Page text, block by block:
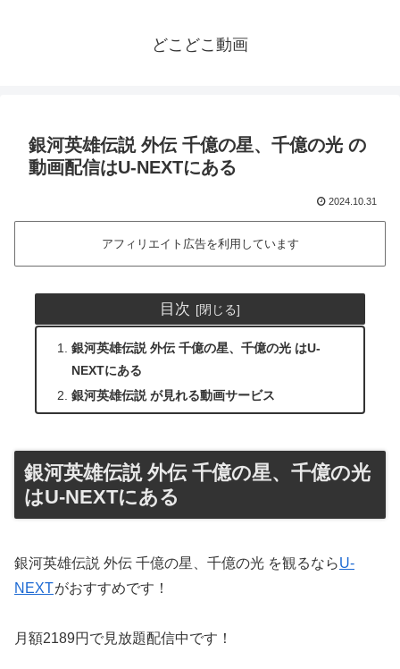
どこどこ動画
銀河英雄伝説 外伝 千億の星、千億の光 の
動画配信はU-NEXTにある
2024.10.31
アフィリエイト広告を利用しています
目次
銀河英雄伝説 外伝 千億の星、千億の光 はU-
NEXTにある
銀河英雄伝説 が見れる動画サービス
銀河英雄伝説 外伝 千億の星、千億の光
はU-NEXTにある
銀河英雄伝説 外伝 千億の星、千億の光 を観るならU-
NEXTがおすすめです！
月額2189円で見放題配信中です！